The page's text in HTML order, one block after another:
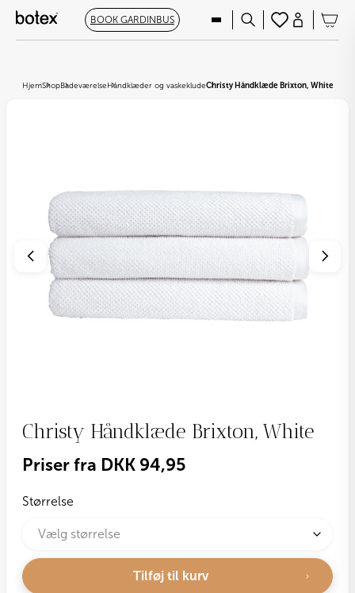
BOOK GARDINBUS
HjemShopBadeværelseHåndklæder og vaskekludeChristy Håndklæde Brixton, White
Christy Håndklæde Brixton, White
Priser fra DKK 94,95
Størrelse
Tilføj til kurv